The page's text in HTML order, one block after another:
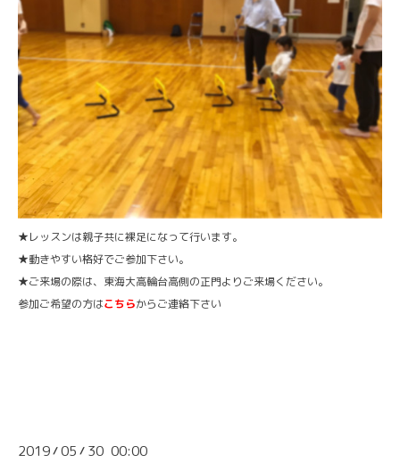
★レッスンは親子共に裸足になって行います。
★動きやすい格好でご参加下さい。
★ご来場の際は、東海大高輪台高側の正門よりご来場ください。
参加ご希望の方はこちらからご連絡下さい
2019/05 / 30 00:00